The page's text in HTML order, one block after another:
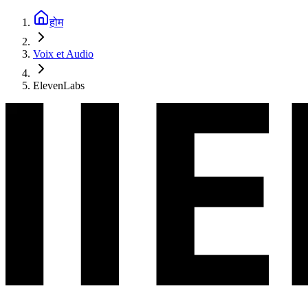
होम
Voix et Audio
ElevenLabs